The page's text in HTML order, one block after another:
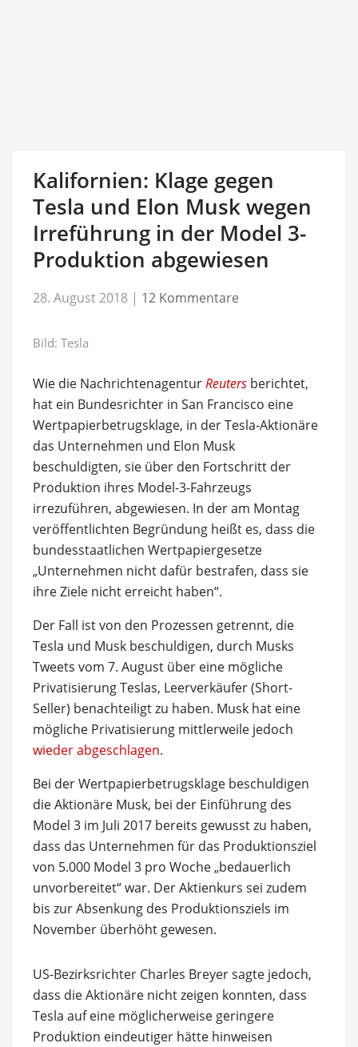
Kalifornien: Klage gegen
Tesla und Elon Musk wegen
Irreführung in der Model 3-
Produktion abgewiesen
28. August 2018 | 12 Kommentare
Bild: Tesla
Wie die NachrichtenagenturReutersberichtet,
hat ein Bundesrichter in San Francisco eine
Wertpapierbetrugsklage, in der Tesla-Aktionäre
das Unternehmen und Elon Musk
beschuldigten, sie über den Fortschritt der
Produktion ihres Model-3-Fahrzeugs
irrezuführen, abgewiesen. In der am Montag
veröffentlichten Begründung heißt es, dass die
bundesstaatlichen Wertpapiergesetze
„Unternehmen nicht dafür bestrafen, dass sie
ihre Ziele nicht erreicht haben“.
Der Fall ist von den Prozessen getrennt, die
Tesla und Musk beschuldigen, durch Musks
Tweets vom 7. August über eine mögliche
Privatisierung Teslas, Leerverkäufer (Short-
Seller) benachteiligt zu haben. Musk hat eine
mögliche Privatisierung mittlerweile jedoch
wieder abgeschlagen.
Bei der Wertpapierbetrugsklage beschuldigen
die Aktionäre Musk, bei der Einführung des
Model 3 im Juli 2017 bereits gewusst zu haben,
dass das Unternehmen für das Produktionsziel
von 5.000 Model 3 pro Woche „bedauerlich
unvorbereitet“ war. Der Aktienkurs sei zudem
bis zur Absenkung des Produktionsziels im
November überhöht gewesen.
US-Bezirksrichter Charles Breyer sagte jedoch,
dass die Aktionäre nicht zeigen konnten, dass
Tesla auf eine möglicherweise geringere
Produktion eindeutiger hätte hinweisen